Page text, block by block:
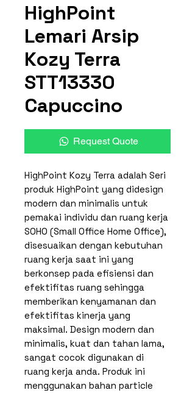
HighPoint
Lemari Arsip
Kozy Terra
STT13330
Capuccino
Request Quote
HighPoint Kozy Terra adalah Seri
produk HighPoint yang didesign
modern dan minimalis untuk
pemakai individu dan ruang kerja
SOHO (Small Office Home Office),
disesuaikan dengan kebutuhan
ruang kerja saat ini yang
berkonsep pada efisiensi dan
efektifitas ruang sehingga
memberikan kenyamanan dan
efektifitas kinerja yang
maksimal. Design modern dan
minimalis, kuat dan tahan lama,
sangat cocok digunakan di
ruang kerja anda. Produk ini
menggunakan bahan particle